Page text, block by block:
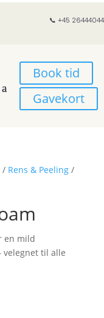
📞 +45 26444044
Book tid
Gavekort
/ Rens & Peeling/
en mild
velegnet til alle